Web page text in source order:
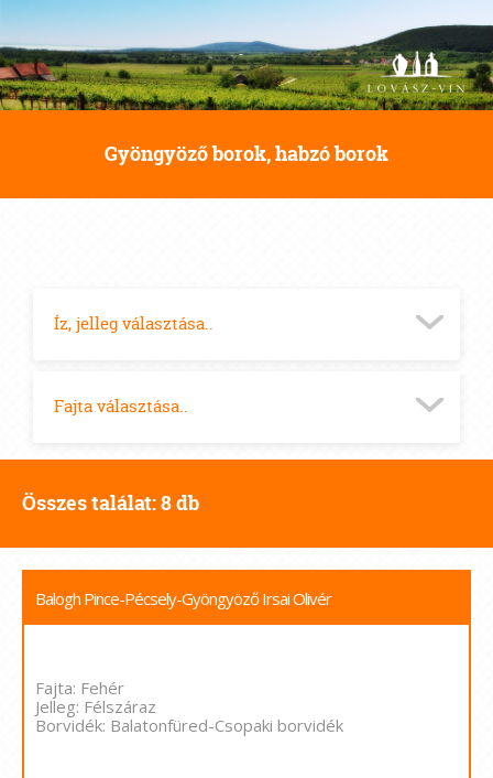
Gyöngyöző borok, habzó borok
Íz, jelleg választása..
Fajta választása..
Összes találat: 8 db
Balogh Pince-Pécsely-Gyöngyöző Irsai Olivér
Fajta: Fehér
Jelleg: Félszáraz
Borvidék: Balatonfüred-Csopaki borvidék